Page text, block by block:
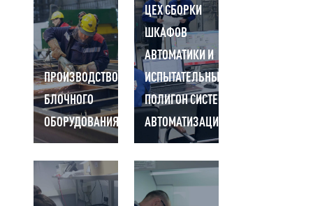
ПРОИЗВОДСТВО
БЛОЧНОГО
ОБОРУДОВАНИЯ
ЦЕХ СБОРКИ
ШКАФОВ
АВТОМАТИКИ И
ИСПЫТАТЕЛЬНЫЙ
ПОЛИГОН СИСТЕМ
АВТОМАТИЗАЦИИ